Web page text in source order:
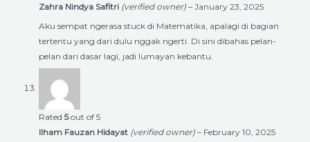
Zahra Nindya Safitri (verified owner) – January 23, 2025
Aku sempat ngerasa stuck di Matematika, apalagi di bagian
tertentu yang dari dulu nggak ngerti. Di sini dibahas pelan-
pelan dari dasar lagi, jadi lumayan kebantu.
Rated 5out of 5
Ilham Fauzan Hidayat (verified owner) – February 10, 2025